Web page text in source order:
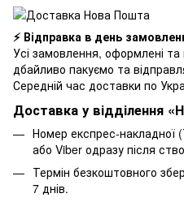
⚡ Відправка в день
Усі замовлення, оформлені
дбайливо пакуємо та
Середній час доставки по
Доставка у відділення
Номер експрес-накладної
або Viber одразу після
Термін безкоштовного
7 днів.